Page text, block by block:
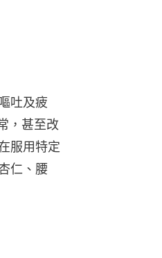
吐及疲
，甚至改
服用特定
仁、腰